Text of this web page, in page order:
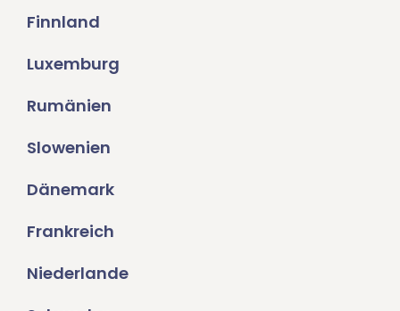
Finnland
Luxemburg
Rumänien
Slowenien
Dänemark
Frankreich
Niederlande